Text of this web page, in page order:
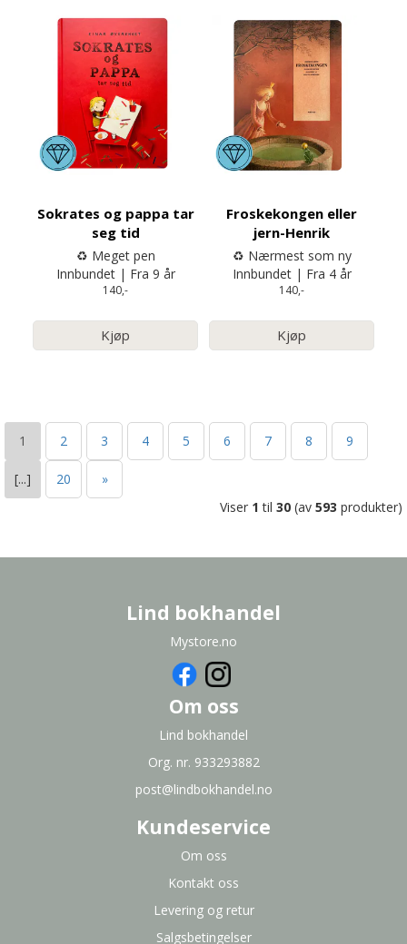
Sokrates og pappa tar
seg tid
♻️ Meget pen
Innbundet | Fra 9 år
140,-
Kjøp
Froskekongen eller
jern-Henrik
♻️ Nærmest som ny
Innbundet | Fra 4 år
140,-
Kjøp
1 2 3 4 5 6 7 8 9
[...] 20
»
Viser 1 til 30 (av 593 produkter)
Lind bokhandel
Mystore.no
Om oss
Lind bokhandel
Org. nr. 933293882
post@lindbokhandel.no
Kundeservice
Om oss
Kontakt oss
Levering og retur
Salgsbetingelser